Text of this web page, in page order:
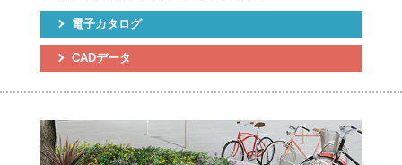
電子カタログ
CADデータ